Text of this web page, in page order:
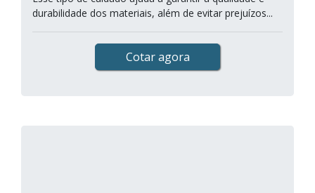
durabilidade dos materiais, além de evitar prejuízos...
Cotar agora